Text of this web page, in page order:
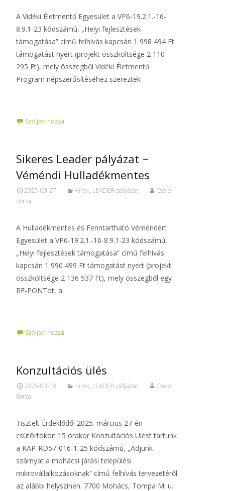
A Vidéki Életmentő Egyesület a VP6-19.2.1.-16-
8.9.1-23 kódszámú, „Helyi fejlesztések
támogatása” című felhívás kapcsán 1 998 494 Ft
támogatást nyert (projekt összköltsége 2 110
295 Ft), mely összegből Vidéki Életmentő
Program népszerűsítéséhez szereztek
Szóljon hozzá
Sikeres Leader pályázat ~
Véméndi Hulladékmentes
2025-03-27 Hírek, LEADER pályázat
Csele
Borza
A Hulladékmentes és Fenntartható Véméndért
Egyesület a VP6-19.2.1.-16-8.9.1-23 kódszámú,
„Helyi fejlesztések támogatása” című felhívás
kapcsán 1 990 499 Ft támogatást nyert (projekt
összköltsége 2 136 537 Ft), mely összegből egy
RE-PONTot, a
Szóljon hozzá
Konzultációs ülés
2025-03-18 Hírek, LEADER pályázat
Csele
Borza
Tisztelt Érdeklődő! 2025. március 27-én
csütörtökön 15 órakor Konzultációs Ülést tartunk
a KAP-RD57-016-1-25 kódszámú, „Adjunk
szárnyat a mohácsi járási települési
mikrovállalkozásoknak” című felhívás tervezetéről
az alábbi helyszínen: 7700 Mohács, Tompa M. u.